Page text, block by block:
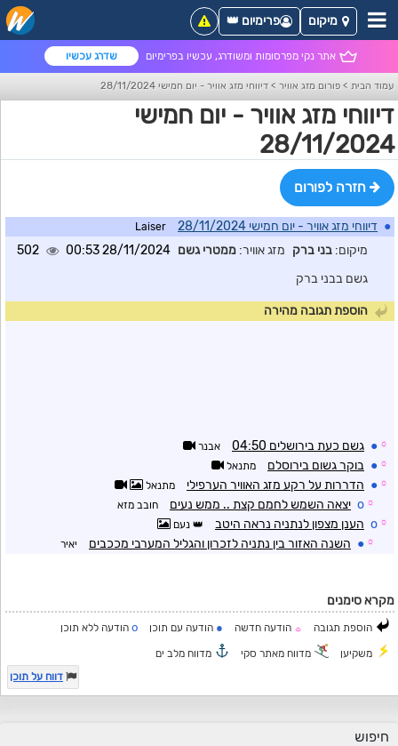
אתר נקי מפרסומות ומשודרג, עכשיו בפרימיום שדרג עכשיו
מיקום פרימיום 👑
עמוד הבית > פורום מזג אוויר > דיווחי מזג אוויר - יום חמישי 28/11/2024
דיווחי מזג אוויר - יום חמישי
28/11/2024
חזרה לפורום
● דיווחי מזג אוויר - יום חמישי 28/11/2024 Laiser
מיקום: בני ברק מזג אוויר: ממטרי גשם 28/11/2024 00:53
502
גשם בבני ברק
הוספת תגובה מהירה
☼
● גשם כעת בירושלים 04:50 אבנר
☼
● בוקר גשום בירוסלם מתנאל
☼
● הדררות על רקע מזג האוויר הערפילי מתנאל
☼
o יצאה השמש לחמם קצת .. ממש נעים חובב מזא
☼
o הענן מצפון לנתניה נראה היטב נעם
☼
● השנה האזור בין נתניה לזכרון והגליל המערבי מככבים יאיר
מקרא סימנים
הוספת תגובה ☼ הודעה חדשה ● הודעה עם תוכן o הודעה ללא תוכן
משקיען מדווח מאתר סקי
מדווח מלב ים
דווח על תוכן
חיפוש